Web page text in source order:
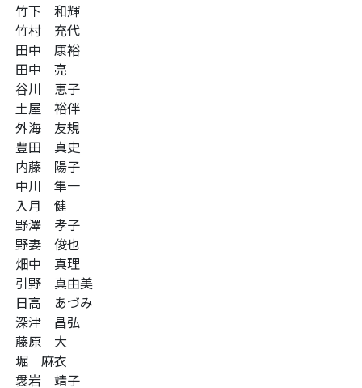
竹下 和輝
竹村 充代
田中 康裕
田中 亮
谷川 恵子
土屋 裕伴
外海 友規
豊田 真史
内藤 陽子
中川 隼一
入月 健
野澤 孝子
野妻 俊也
畑中 真理
引野 真由美
日高 あづみ
深津 昌弘
藤原 大
堀 麻衣
袰岩 靖子